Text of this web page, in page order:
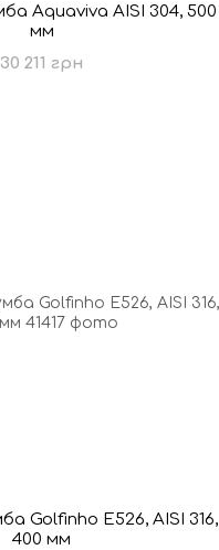
Aquaviva AISI 304, 500
мм
30 211 грн
Golfinho E526, AISI 316,
400 мм